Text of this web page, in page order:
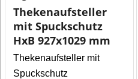
Thekenaufsteller
mit Spuckschutz
HxB 927x1029 mm
Thekenaufsteller mit
Spuckschutz